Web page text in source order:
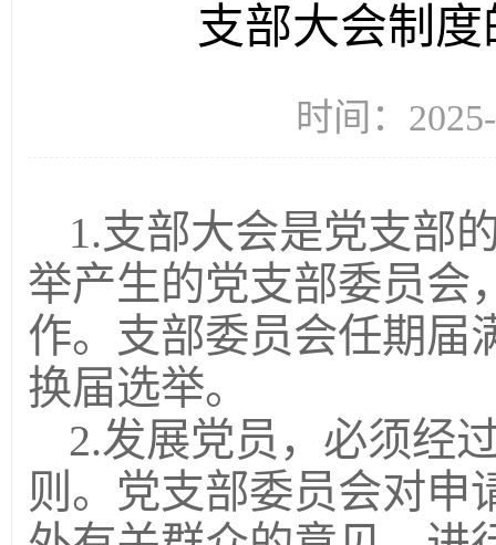
支部大会制
时间：
1.支部大会是党支部
举产生的党支部委员会
作。支部委员会任期届
换届选举。
2.发展党员，必须经
则。党支部委员会对申